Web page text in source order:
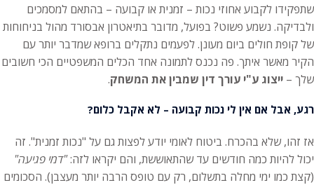
שתפקידו לקבוע אחוזי נכות – זמנית או קבועה – בהתאם למסמכים
ולבדיקה. נשמע פשוט? בפועל, מדובר בתיאטרון אבסורד מהול בניחוחות
של קופת חולים ביום מעונן. לפעמים נתקלים ברופא שמדבר יותר עם
הקיר מאשר איתך. פה נכנס לתמונה אחד הכלים המשפטיים הכי חשובים
שלך – ייצוג ע"י עורך דין שמבין את המשחק.
רגע, אבל אם אין לי נכות קבועה – לא אקבל כלום?
אז זהו, שלא בהכרח. ביטוח לאומי יודע לפצות גם על "נכות זמנית". זה
יכול להיות כמה חודשים עד שהתאוששת, והם יקראו לזה:"דמי פגיעה"
(קצת כמו ימי מחלה בתשלום, רק עם טופס הרבה יותר מעצבן). הסכומים